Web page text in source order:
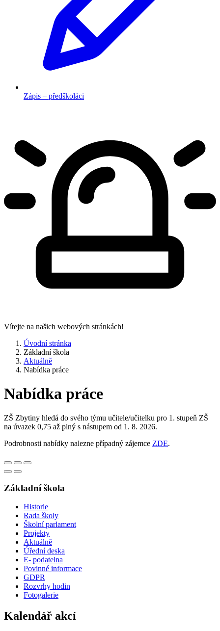
Zápis – předškoláci
Vítejte na našich webových stránkách!
Úvodní stránka
Základní škola
Aktuálně
Nabídka práce
Nabídka práce
ZŠ Zbytiny hledá do svého týmu učitele/učitelku pro 1. stupeň ZŠ
na úvazek 0,75 až plný s nástupem od 1. 8. 2026.
Podrobnosti nabídky nalezne případný zájemce ZDE.
Základní škola
Historie
Rada školy
Školní parlament
Projekty
Aktuálně
Úřední deska
E- podatelna
Povinné informace
GDPR
Rozvrhy hodin
Fotogalerie
Kalendář akcí